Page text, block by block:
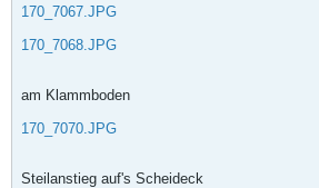
170_7067.JPG
170_7068.JPG
am Klammboden
170_7070.JPG
Steilanstieg auf's Scheideck